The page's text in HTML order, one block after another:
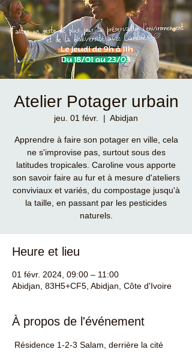
Atelier Potager urbain
jeu. 01 févr.
  |
Abidjan
Apprendre à faire son potager en ville, cela
ne s'improvise pas, surtout sous des
latitudes tropicales. Caroline vous apporte
son savoir faire au fur et à mesure d'ateliers
conviviaux et variés, du compostage jusqu'à
la taille, en passant par les pesticides
naturels.
Heure et lieu
01 févr. 2024, 09:00 – 11:00
Abidjan, 83H5+CF5, Abidjan, Côte d'Ivoire
À propos de l'événement